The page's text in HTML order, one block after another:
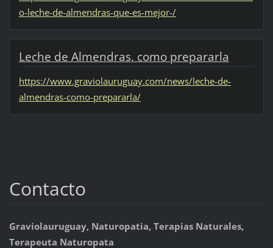
o-leche-de-almendras-que-es-mejor-/
Leche de Almendras, como prepararla
https://www.graviolauruguay.com/news/leche-de-
almendras-como-prepararla/
Contacto
Graviolauruguay, Naturopatia, Terapias Naturales,
Terapeuta Naturopata